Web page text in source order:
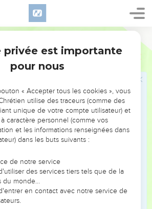
PAS L’ÉVÉNEMENT
DE L’ANNÉE !
POUVAIENT VOUS ÉVITER LES
VOTRES ?
Mais on voit moins les doutes, les erreurs
qu'ils ont traversés, alors même que ce
elles qui les ont façonnés.
leaders, entrepreneurs, et responsables
privée est importante
pour nous
« Accepter tous les cookies », vous
utilise des traceurs (comme des
unique de votre compte utilisateur) et
caractère personnel (comme vos
et les informations renseignées dans
dans les buts suivants :
de notre service
des services tiers tels que de la
du monde…
en contact avec notre service de